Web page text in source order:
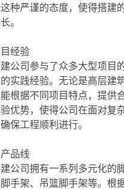
种严谨的态度，使得搭建
。
经验
公司参与了众多大型项目
实践经验。无论是高层建
根据不同项目特点，提供
优势，使得公司在面对复
保工程顺利进行。
品线
公司拥有一系列多元化的
手架、吊篮脚手架等。根